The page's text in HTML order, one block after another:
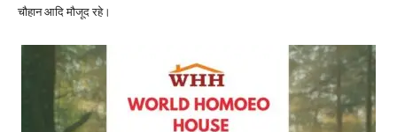
चौहान आदि मौजूद रहे।